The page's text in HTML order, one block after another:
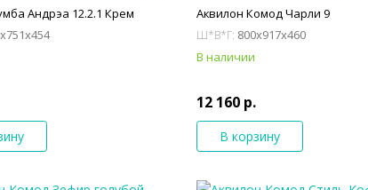
Андрэа 12.2.1 Крем Аквилон Комод Чарли 9
Ш*В*Г: 800x917x460
В наличии
12 160 р.
В корзину